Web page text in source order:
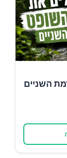
השניים